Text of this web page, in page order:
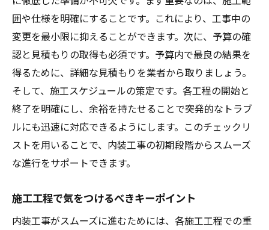
囲や仕様を明確にすることです。これにより、工事中の
変更を最小限に抑えることができます。次に、予算の確
認と見積もりの取得も必須です。予算内で最良の結果を
得るために、詳細な見積もりを業者から取りましょう。
そして、施工スケジュールの策定です。各工程の開始と
終了を明確にし、余裕を持たせることで突発的なトラブ
ルにも迅速に対応できるようにします。このチェックリ
ストを用いることで、内装工事の初期段階からスムーズ
な進行をサポートできます。
施工工程で気をつけるべきキーポイント
内装工事がスムーズに進むためには、各施工工程での重